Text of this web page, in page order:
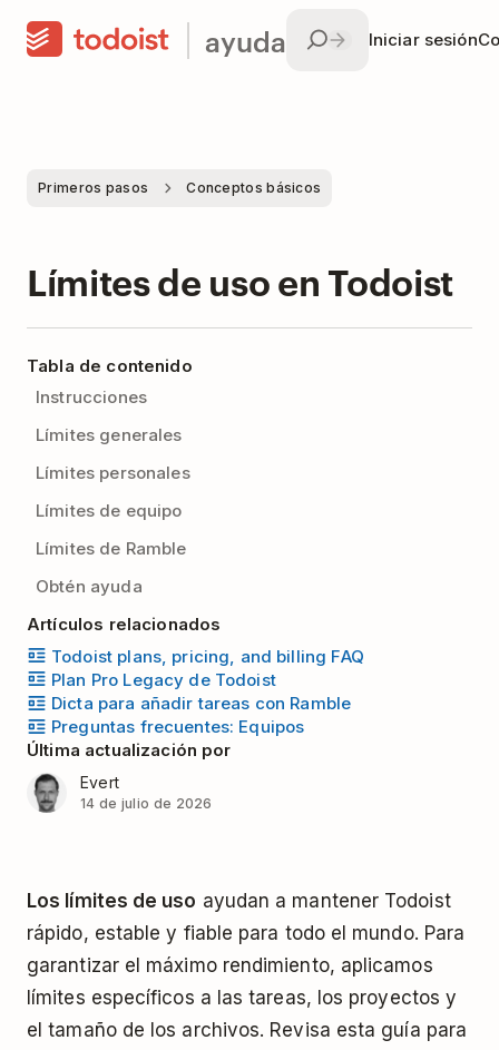
ayuda Iniciar sesión
Primeros pasos Conceptos básicos
Límites de uso en Todoist
Tabla de contenido
Instrucciones
Límites generales
Límites personales
Límites de equipo
Límites de Ramble
Obtén ayuda
Artículos relacionados
Todoist plans, pricing, and billing FAQ
Plan Pro Legacy de Todoist
Dicta para añadir tareas con Ramble
Preguntas frecuentes: Equipos
Última actualización por
Evert
14 de julio de 2026
Los límites de uso ayudan a mantener Todoist
rápido, estable y fiable para todo el mundo. Para
garantizar el máximo rendimiento, aplicamos
límites específicos a las tareas, los proyectos y
el tamaño de los archivos. Revisa esta guía para